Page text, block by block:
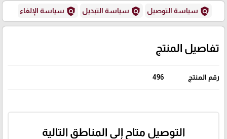
policy سياسة التوصيل policy سياسة التبديل policy سياسة الإلغاء
تفاصيل المنتج
رقم المنتج 496
التوصيل متاح إلى المناطق التالية